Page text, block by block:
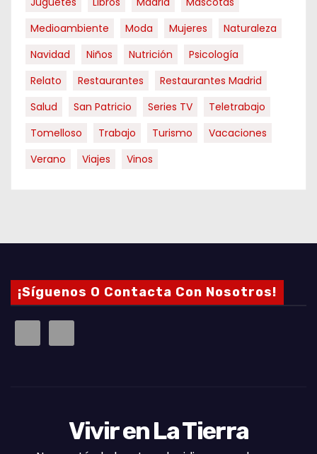
Medioambiente
Moda Mujeres
Naturaleza
Navidad
Niños Nutrición
Psicología
Relato
Restaurantes
Restaurantes Madrid
Salud
San Patricio Series TV
Teletrabajo
Tomelloso
Trabajo Turismo
Vacaciones
Verano
Viajes Vinos
¡Síguenos O Contacta Con Nosotros!
Vivir en La Tierra